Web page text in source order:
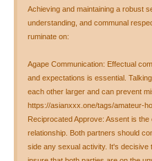
Achieving and maintaining a robust
understanding, and communal
ruminate on:
Agape Communication: Effectual
and expectations is essential.
each other larger and can prevent
https://asianxxx.one/tags/amateur-
Reciprocated Approve: Assent is
relationship. Both partners should
side any sexual activity. It's